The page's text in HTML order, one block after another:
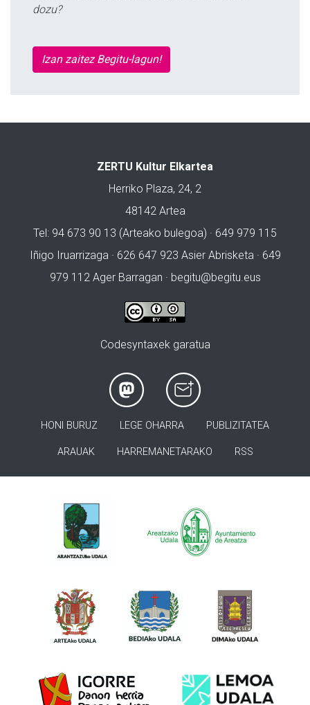
dozu?
Izan zaitez Begitu-lagun!
ZERTU Kultur Elkartea
Herriko Plaza, 24, 2
48142 Artea
Tel: 94 673 90 13 (Arteako bulegoa) · 649 979 115
Iñigo Iruarrizaga · 626 647 923 Asier Abrisketa · 649
979 112 Ager Barragan · begitu@begitu.eus
Codesyntaxek garatua
HONI BURUZ LEGE OHARRA PUBLIZITATEA
ARAUAK HARREMANETARAKO RSS